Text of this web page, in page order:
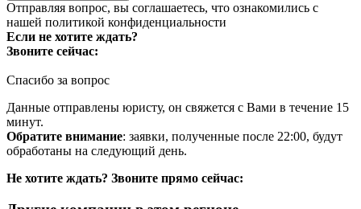
Отправляя вопрос, вы соглашаетесь, что ознакомились с
нашей политикой конфиденциальности
Если не хотите ждать?
Звоните сейчас:
Спасибо за вопрос
Данные отправлены юристу, он свяжется с Вами в течение 15
минут.
Обратите внимание: заявки, полученные после 22:00, будут
обработаны на следующий день.
Не хотите ждать? Звоните прямо сейчас: